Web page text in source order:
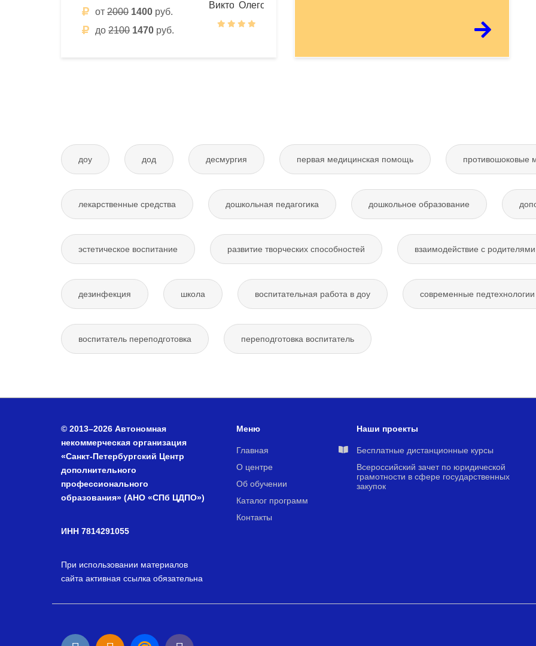
от 2000 1400 руб.
до 2100 1470 руб.
доу дод десмургия первая медицинская помощь противошоковые
лекарственные средства дошкольная педагогика дошкольное образование
эстетическое воспитание развитие творческих способностей взаимодействие с родителями
дезинфекция школа воспитательная работа в доу современные
воспитатель переподготовка переподготовка воспитатель
© 2013–2026 Автономная
некоммерческая организация
«Санкт-Петербургский Центр
дополнительного
профессионального
образования» (АНО «СПб ЦДПО»)
ИНН 7814291055
При использовании материалов
сайта активная ссылка обязательна
Меню
Главная
О центре
Об обучении
Каталог программ
Контакты
Наши проекты
Бесплатные дистанционные курсы
Всероссийский зачет по юридической
грамотности в сфере государственных
закупок